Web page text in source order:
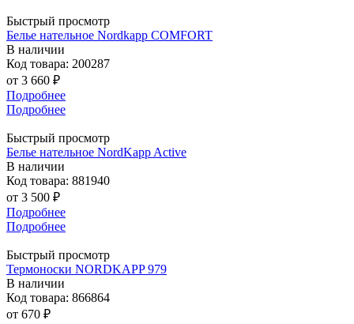
Быстрый просмотр
Белье нательное Nordkapp COMFORT
В наличии
Код товара: 200287
от 3 660 ₽
Подробнее
Подробнее
Быстрый просмотр
Белье нательное NordKapp Active
В наличии
Код товара: 881940
от 3 500 ₽
Подробнее
Подробнее
Быстрый просмотр
Термоноски NORDKAPP 979
В наличии
Код товара: 866864
от 670 ₽